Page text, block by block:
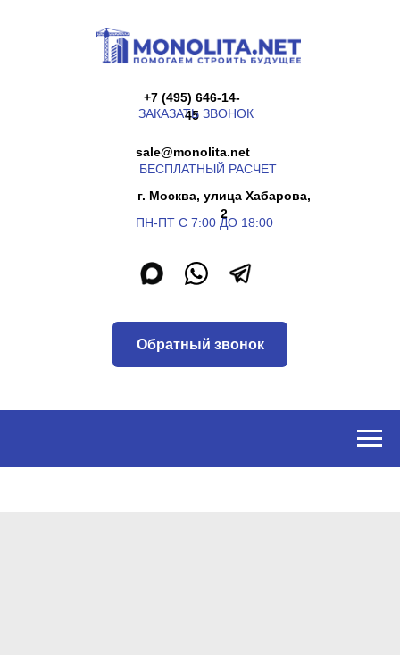
г. Москва, улица Хабарова,
ПН-ПТ С 7:00 ДО 18:00
45
ЗАКАЗАТЬ ЗВОНОК
БЕСПЛАТНЫЙ РАСЧЕТ